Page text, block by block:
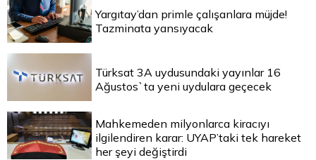
Yargıtay’dan primle çalışanlara müjde!
Tazminata yansıyacak
Türksat 3A uydusundaki yayınlar 16
Ağustos`ta yeni uydulara geçecek
Mahkemeden milyonlarca kiracıyı
ilgilendiren karar: UYAP’taki tek hareket
her şeyi değiştirdi